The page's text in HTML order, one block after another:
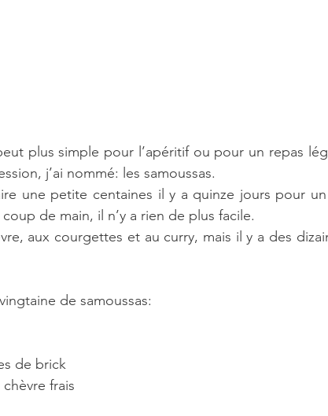
plus simple pour l’apéritif ou pour un repas
j’ai nommé: les samoussas.
une petite centaines il y a quinze jours pour
de main, il n’y a rien de plus facile.
aux courgettes et au curry, mais il y a des
de samoussas:
de brick
frais